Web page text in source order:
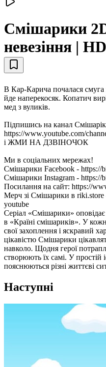
Смiшарики
невезіння | HD
В Кар-Карича почалася смуга
йде наперекосяк. Копатич
мед з вуликів.
Підпишись на канал
https://www.youtube.com/
і ЖМИ НА ДЗВІНОЧОК
Ми в соціальних мережах!
Смішарики Facebook - https://
Смішарики Instagram - https://
Посилання на сайт: https://
Мерч зі Смішарики в
youtube
Серіал «Смішарики»
в «Країні смішариків». У
свої захоплення і яскравий
цікавістю Смішарики
навколо. Щодня герої
створюють їх самі. У простій
пояснюються різні життєві
Наступні